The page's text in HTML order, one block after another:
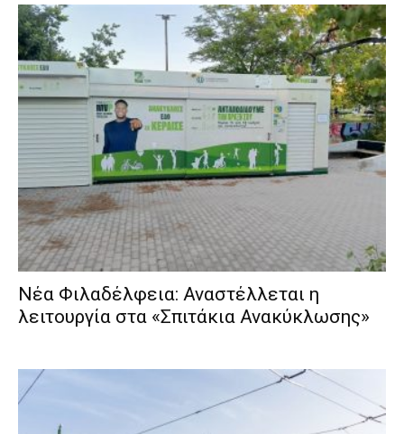
Νέα Φιλαδέλφεια: Αναστέλλεται η
λειτουργία στα «Σπιτάκια Ανακύκλωσης»